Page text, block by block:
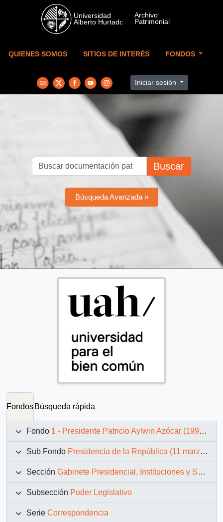
Skip to main content
QUIENES SOMOS SITIOS DE INTERÉS FONDOS
Iniciar sesión
Buscar
Búsqueda Avanzada »
Fondos Búsqueda rápida
Fondo 1 - Presidente Patricio Aylwin Azócar (1990-1994)
Sub Fondo Presidencia de la República (11 marzo 1990 – 11 marzo 1994)
Sección Gabinete Presidencial, Instituciones y Servicios
Subsección Poder Legislativo
Serie Correspondencia